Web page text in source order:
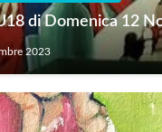
di Domenica 12
2023